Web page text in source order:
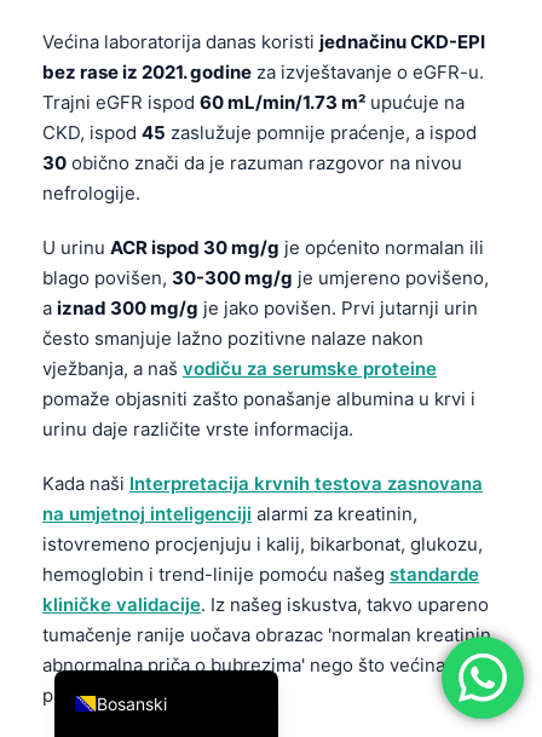
Većina laboratorija danas koristi jednačinu CKD-EPI
bez rase iz 2021. godine za izvještavanje o eGFR-u.
Trajni eGFR ispod 60 mL/min/1.73 m² upućuje na
CKD, ispod 45 zaslužuje pomnije praćenje, a ispod
30 obično znači da je razuman razgovor na nivou
nefrologije.
U urinu ACR ispod 30 mg/g je općenito normalan ili
blago povišen, 30-300 mg/g je umjereno povišeno,
a iznad 300 mg/g je jako povišen. Prvi jutarnji urin
često smanjuje lažno pozitivne nalaze nakon
vježbanja, a naš vodiču za serumske proteine
pomaže objasniti zašto ponašanje albumina u krvi i
urinu daje različite vrste informacija.
Kada naši Interpretacija krvnih testova zasnovana
na umjetnoj inteligenciji alarmi za kreatinin,
istovremeno procjenjuju i kalij, bikarbonat, glukozu,
hemoglobin i trend-linije pomoću našeg standarde
kliničke validacije. Iz našeg iskustva, takvo upareno
tumačenje ranije uočava obrazac 'normalan kreatinin,
abnormalna priča o bubrezima' nego što većina
pacijenata očekuje.
Bosanski
English
Deutsch
العربية
Français
עִבְרִית
Español
Português
Ελληνικά
Türkçe
فارسی
Български
Dansk
Nederlands